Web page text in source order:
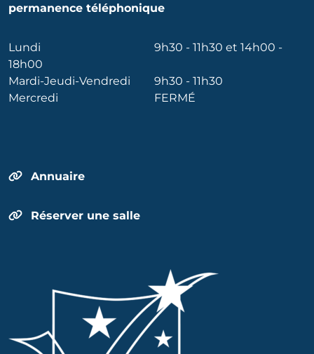
permanence téléphonique
Lundi
9h30 - 11h30 et 14h00 -
18h00
Mardi-Jeudi-Vendredi
9h30 - 11h30
Mercredi
FERMÉ
Annuaire
Réserver une salle